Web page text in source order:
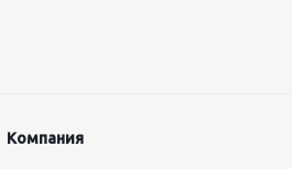
Компания